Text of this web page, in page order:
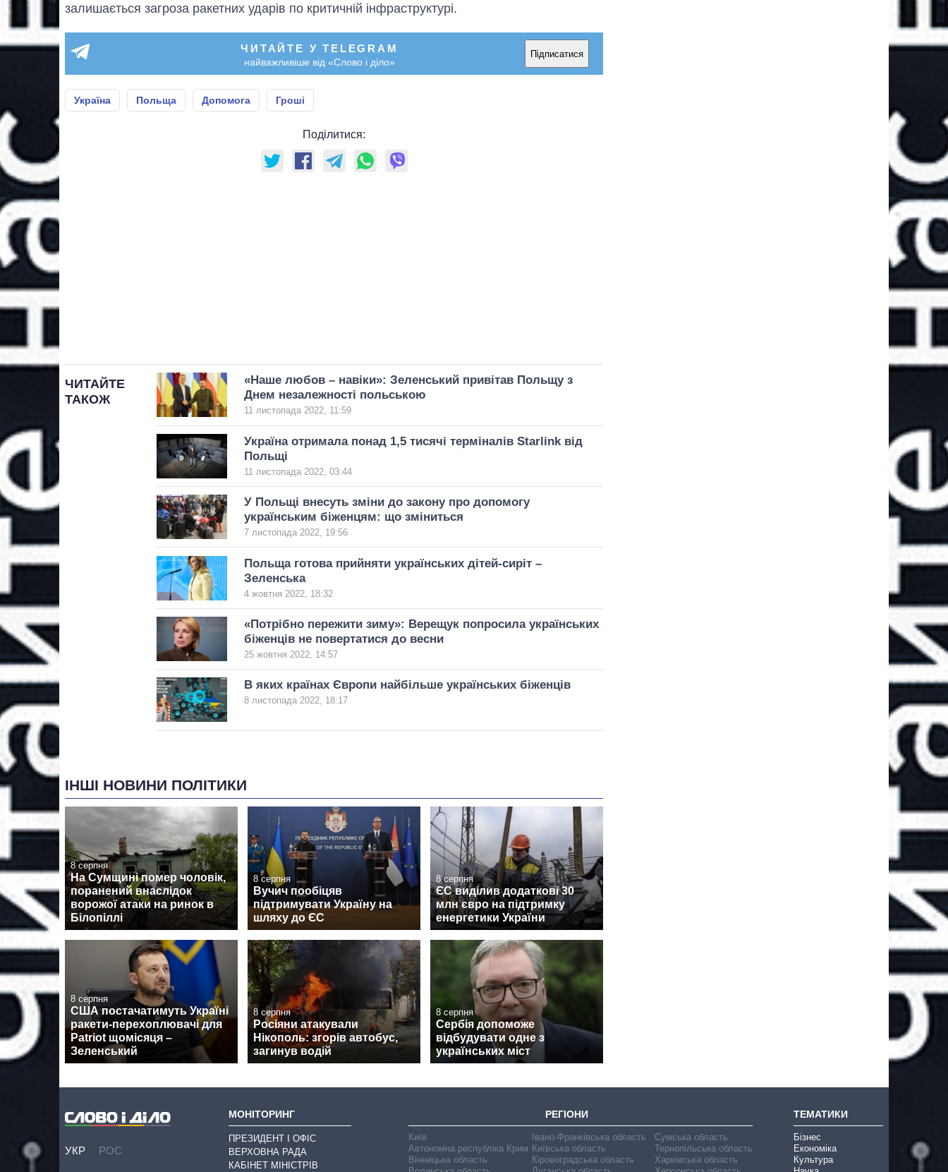
залишається загроза ракетних ударів по критичній інфраструктурі.
ЧИТАЙТЕ У TELEGRAM
найважливіше від «Слово і діло»
Підписатися
Україна Польща Допомога Гроші
Поділитися:
ЧИТАЙТЕ
ТАКОЖ
«Наше любов – навіки»: Зеленський привітав Польщу з
Днем незалежності польською
11 листопада 2022, 11:59
Україна отримала понад 1,5 тисячі терміналів Starlink від
Польщі
11 листопада 2022, 03:44
У Польщі внесуть зміни до закону про допомогу
українським біженцям: що зміниться
7 листопада 2022, 19:56
Польща готова прийняти українських дітей-сиріт –
Зеленська
4 жовтня 2022, 18:32
«Потрібно пережити зиму»: Верещук попросила українських
біженців не повертатися до весни
25 жовтня 2022, 14:57
В яких країнах Європи найбільше українських біженців
8 листопада 2022, 18:17
ІНШІ НОВИНИ ПОЛІТИКИ
8 серпня
На Сумщині помер чоловік,
поранений внаслідок
ворожої атаки на ринок в
Білопіллі
8 серпня
Вучич пообіцяв
підтримувати Україну на
шляху до ЄС
8 серпня
ЄС виділив додаткові 30
млн євро на підтримку
енергетики України
8 серпня
США постачатимуть Україні
ракети-перехоплювачі для
Patriot щомісяця –
Зеленський
8 серпня
Росіяни атакували
Нікополь: згорів автобус,
загинув водій
8 серпня
Сербія допоможе
відбудувати одне з
українських міст
УКР РОС
МОНІТОРИНГ
ПРЕЗИДЕНТ І ОФІС
ВЕРХОВНА РАДА
КАБІНЕТ МІНІСТРІВ
РЕГІОНИ
Київ
Автономна республіка Крим
Вінницька область
Івано-Франківська область
Київська область
Кіровоградська область
Сумська область
Тернопільська область
Харківська область
ТЕМАТИКИ
Бізнес
Економіка
Культура